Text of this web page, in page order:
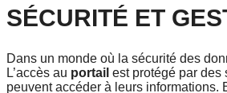
SÉCURITÉ ET
Dans un monde où la sécurité des
L’accès au portail est protégé par des
peuvent accéder à leurs informations.